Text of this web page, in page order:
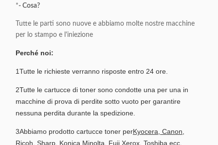
*- Cosa?
Tutte le parti sono nuove e abbiamo molte nostre macchine
per lo stampo e l'iniezione
Perché noi:
1Tutte le richieste verranno risposte entro 24 ore.
2Tutte le cartucce di toner sono condotte una per una in
macchine di prova di perdite sotto vuoto per garantire
nessuna perdita durante la spedizione.
3Abbiamo prodotto cartucce toner perKyocera, Canon,
Ricoh, Sharp, Konica Minolta, Fuji Xerox, Toshiba ecc.